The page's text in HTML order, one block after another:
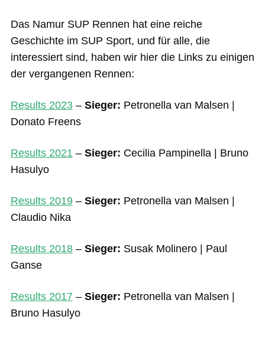
Das Namur SUP Rennen hat eine reiche
Geschichte im SUP Sport, und für alle, die
interessiert sind, haben wir hier die Links zu einigen
der vergangenen Rennen:
Results 2023– Sieger: Petronella van Malsen |
Donato Freens
Results 2021 – Sieger: Cecilia Pampinella | Bruno
Hasulyo
Results 2019– Sieger: Petronella van Malsen |
Claudio Nika
Results 2018– Sieger: Susak Molinero | Paul
Ganse
Results 2017 – Sieger: Petronella van Malsen |
Bruno Hasulyo